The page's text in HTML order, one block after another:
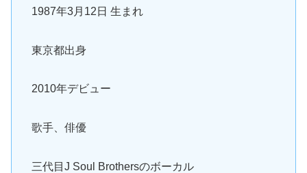
1987年3月12日 生まれ
東京都出身
2010年デビュー
歌手、俳優
三代目J Soul Brothersのボーカル